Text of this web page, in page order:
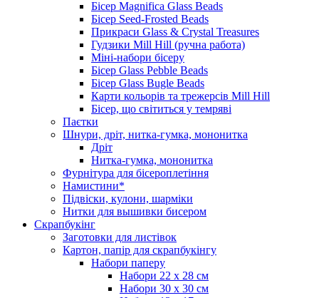
Бісер Magnifica Glass Beads
Бісер Seed-Frosted Beads
Прикраси Glass & Crystal Treasures
Гудзики Mill Hill (ручна работа)
Міні-набори бісеру
Бісер Glass Pebble Beads
Бісер Glass Bugle Beads
Карти кольорів та трежерсів Mill Hill
Бісер, що світиться у темряві
Паєтки
Шнури, дріт, нитка-гумка, мононитка
Дріт
Нитка-гумка, мононитка
Фурнітура для бісероплетіння
Намистини*
Підвіски, кулони, шарміки
Нитки для вышивки бисером
Скрапбукінг
Заготовки для листівок
Картон, папір для скрапбукінгу
Набори паперу
Набори 22 х 28 см
Набори 30 х 30 см